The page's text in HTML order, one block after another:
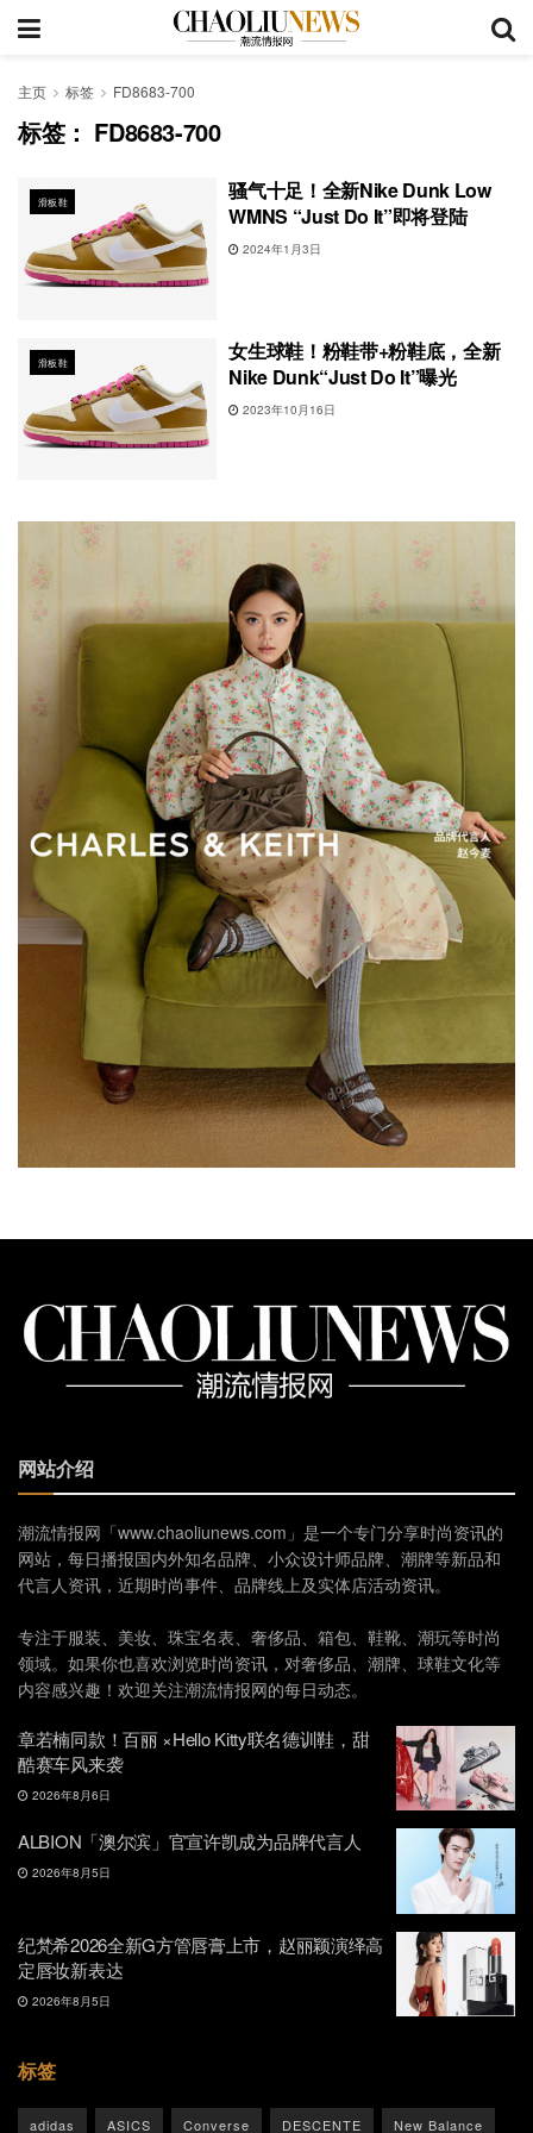
主页 标签 FD8683-700
标签： FD8683-700
滑板鞋
骚气十足！全新Nike Dunk Low
WMNS “Just Do It”即将登陆
2024年1月3日
滑板鞋
女生球鞋！粉鞋带+粉鞋底，全新
Nike Dunk“Just Do It”曝光
2023年10月16日
网站介绍
潮流情报网「www.chaoliunews.com」是一个专门分享时尚资讯的
网站，每日播报国内外知名品牌、小众设计师品牌、潮牌等新品和
代言人资讯，近期时尚事件、品牌线上及实体店活动资讯。
专注于服装、美妆、珠宝名表、奢侈品、箱包、鞋靴、潮玩等时尚
领域。如果你也喜欢浏览时尚资讯，对奢侈品、潮牌、球鞋文化等
内容感兴趣！欢迎关注潮流情报网的每日动态。
章若楠同款！百丽 ×Hello Kitty联名德训鞋，甜
酷赛车风来袭
2026年8月6日
ALBION「澳尔滨」官宣许凯成为品牌代言人
2026年8月5日
纪梵希2026全新G方管唇膏上市，赵丽颖演绎高
定唇妆新表达
2026年8月5日
标签
adidas ASICS Converse DESCENTE New Balance